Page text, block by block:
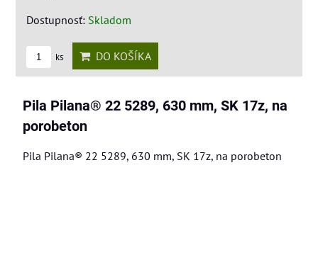
Dostupnosť: Skladom
ks DO KOŠÍKA
Pila Pilana® 22 5289, 630 mm, SK 17z, na
porobeton
Pila Pilana® 22 5289, 630 mm, SK 17z, na porobeton